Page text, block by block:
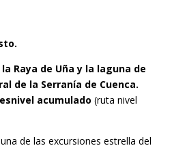
Raya de Uña y la laguna de
de la Serranía de Cuenca.
acumulado (ruta nivel
de las excursiones estrella del